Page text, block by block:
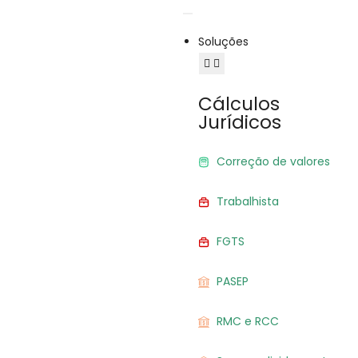
Soluções
Cálculos
Jurídicos
Correção de valores
Trabalhista
FGTS
PASEP
RMC e RCC